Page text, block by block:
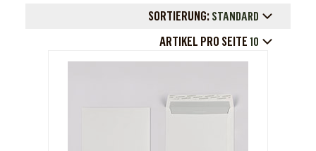
SORTIERUNG: STANDARD
ARTIKEL PRO SEITE 10